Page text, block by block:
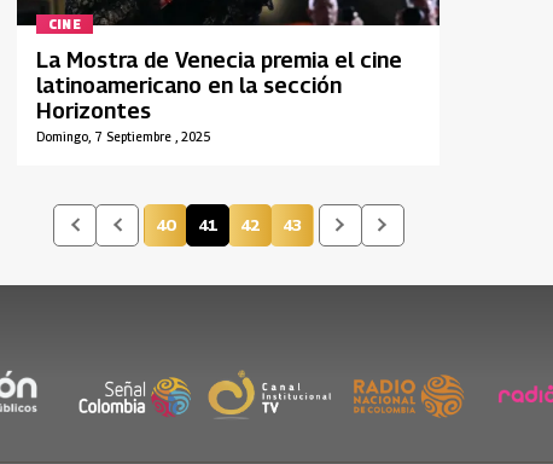
CINE
Domingo, 7 Septiembre , 2025
La Mostra de Venecia premia el cine
latinoamericano en la sección
Horizontes
Página
40 Página actual
41 Página
42 Página
43